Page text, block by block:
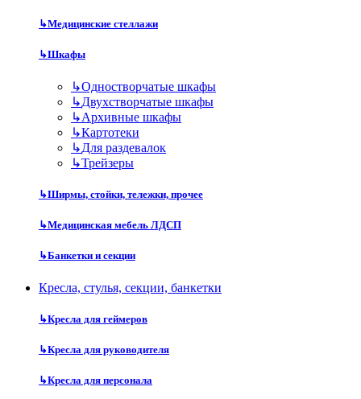
↳Медицинские стеллажи
↳Шкафы
↳Одностворчатые шкафы
↳Двухстворчатые шкафы
↳Архивные шкафы
↳Картотеки
↳Для раздевалок
↳Трейзеры
↳Ширмы, стойки, тележки, прочее
↳Медицинская мебель ЛДСП
↳Банкетки и секции
Кресла, стулья, секции, банкетки
↳Кресла для геймеров
↳Кресла для руководителя
↳Кресла для персонала